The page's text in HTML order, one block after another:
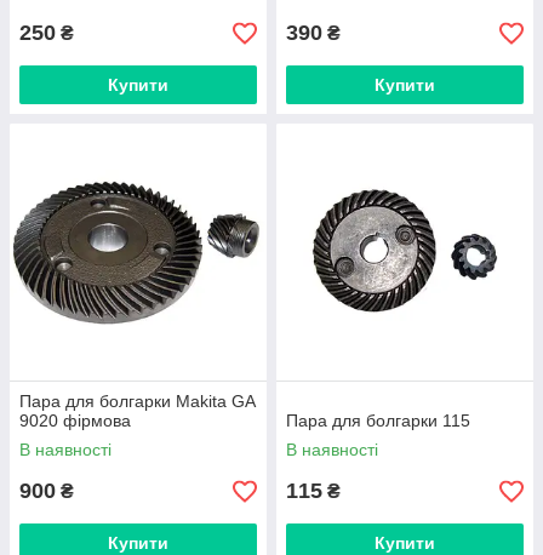
250 ₴
Купити
390 ₴
Купити
Пара для болгарки Makita GA
9020 фірмова
В наявності
900 ₴
Купити
Пара для болгарки 115
В наявності
115 ₴
Купити